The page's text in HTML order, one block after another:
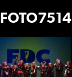
FOTO7514